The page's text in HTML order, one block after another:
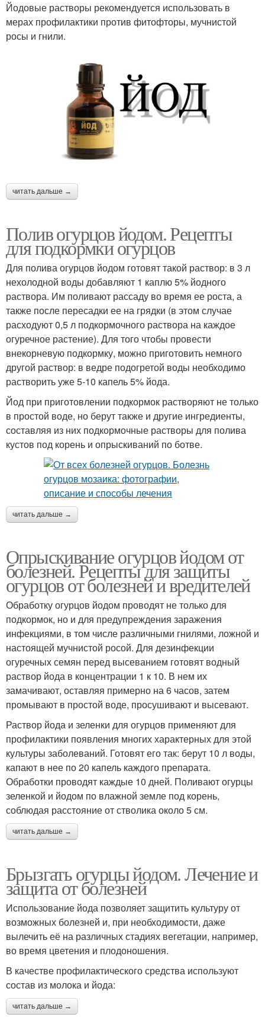
Йодовые растворы рекомендуется использовать в
мерах профилактики против фитофторы, мучнистой
росы и гнили.
читать дальше →
Полив огурцов йодом. Рецепты
для подкормки огурцов
Для полива огурцов йодом готовят такой раствор: в 3 л
нехолодной воды добавляют 1 каплю 5% йодного
раствора. Им поливают рассаду во время ее роста, а
также после пересадки ее на грядки (в этом случае
расходуют 0,5 л подкормочного раствора на каждое
огуречное растение). Для того чтобы провести
внекорневую подкормку, можно приготовить немного
другой раствор: в ведре подогретой воды необходимо
растворить уже 5-10 капель 5% йода.
Йод при приготовлении подкормок растворяют не только
в простой воде, но берут также и другие ингредиенты,
составляя из них подкормочные растворы для полива
кустов под корень и опрыскиваний по ботве.
читать дальше →
Опрыскивание огурцов йодом от
болезней. Рецепты для защиты
огурцов от болезней и вредителей
Обработку огурцов йодом проводят не только для
подкормок, но и для предупреждения заражения
инфекциями, в том числе различными гнилями, ложной и
настоящей мучнистой росой. Для дезинфекции
огуречных семян перед высеванием готовят водный
раствор йода в концентрации 1 к 10. В нем их
замачивают, оставляя примерно на 6 часов, затем
промывают в простой воде, просушивают и высевают.
Раствор йода и зеленки для огурцов применяют для
профилактики появления многих характерных для этой
культуры заболеваний. Готовят его так: берут 10 л воды,
капают в нее по 20 капель каждого препарата.
Обработки проводят каждые 10 дней. Поливают огурцы
зеленкой и йодом по влажной земле под корень,
соблюдая расстояние от стволика около 5 см.
читать дальше →
Брызгать огурцы йодом. Лечение и
защита от болезней
Использование йода позволяет защитить культуру от
возможных болезней и, при необходимости, даже
вылечить её на различных стадиях вегетации, например,
во время цветения и плодоношения.
В качестве профилактического средства используют
состав из молока и йода:
читать дальше →